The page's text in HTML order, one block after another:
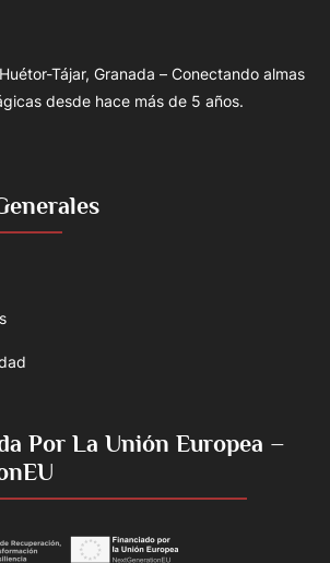
Tájar, Granada – Conectando almas
desde hace más de 5 años.
Por La Unión Europea –